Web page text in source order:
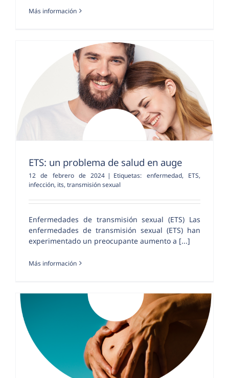
Más información
ETS: un problema de salud en auge
12 de febrero de 2024 | Etiquetas: enfermedad, ETS,
infección, its, transmisión sexual
Enfermedades de transmisión sexual (ETS) Las
enfermedades de transmisión sexual (ETS) han
experimentado un preocupante aumento a [...]
Más información